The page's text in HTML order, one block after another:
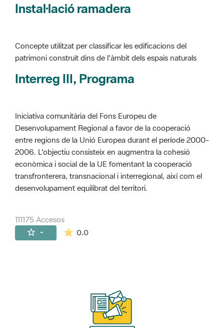
Instal·lació ramadera
Concepte utilitzat per classificar les edificacions del
patrimoni construït dins de l'àmbit dels espais naturals
Interreg III, Programa
Iniciativa comunitària del Fons Europeu de
Desenvolupament Regional a favor de la cooperació
entre regions de la Unió Europea durant el període 2000-
2006. L'objectiu consisteix en augmentra la cohesió
econòmica i social de la UE fomentant la cooperació
transfronterera, transnacional i interregional, així com el
desenvolupament equilibrat del territori.
111175 Accesos
- 0.0La valoración media es de 0 estrellas de